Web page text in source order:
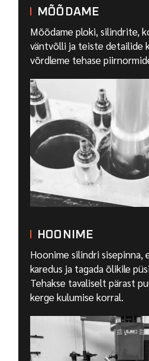
MÕÕDAME
Mõõdame ploki, silindrite,
väntvõlli ja teiste detailide
võrdleme tehase
HOONIME
Hoonime silindri sisepinna,
karedus ja tagada õlikile
Tehakse tavaliselt pärast
kerge kulumise korral.